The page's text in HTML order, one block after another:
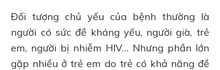
Đối tượng chủ yếu của bệnh thường là
người có sức đề kháng yếu, người già, trẻ
em, người bị nhiễm HIV… Nhưng phần lớn
gặp nhiều ở trẻ em do trẻ có khả năng đề